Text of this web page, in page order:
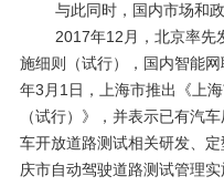
与此同时，国内市场和
2017年12 月，北京率先
施细则（试行），国内智能
年3 月 1 日，上海市推出《上
（试行）》，并表示已有汽
车开放道路测试相关研发、
庆市自动驾驶道路测试管理